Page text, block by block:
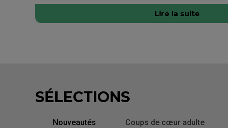
Lire la suite
SÉLECTIONS
Nouveautés Coups de cœur adulte